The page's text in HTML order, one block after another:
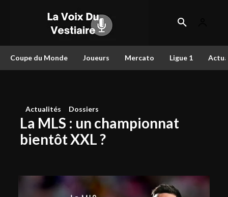
Coupe du Monde Joueurs Mercato Ligue 1
Actualités Dossiers
La MLS : un championnat
bientôt XXL ?